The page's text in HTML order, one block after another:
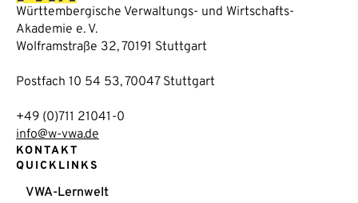
Württembergische Verwaltungs- und Wirtschafts-
Akademie e. V.
Wolframstraße 32, 70191 Stuttgart
Postfach 10 54 53, 70047 Stuttgart
+49 (0)711 21041-0
info@w-vwa.de
KONTAKT
QUICKLINKS
VWA-Lernwelt